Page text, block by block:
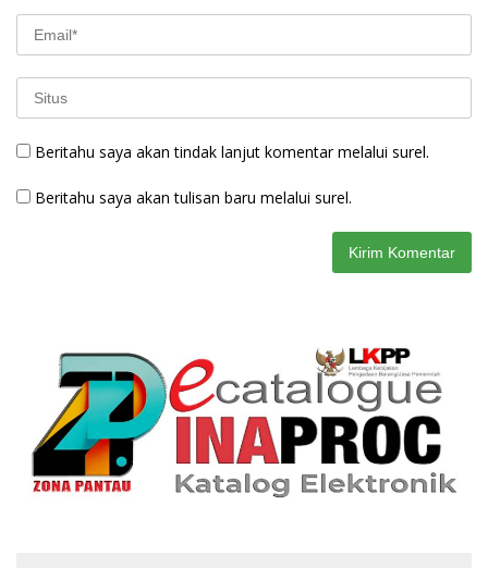
Beritahu saya akan tindak lanjut komentar melalui surel.
Beritahu saya akan tulisan baru melalui surel.